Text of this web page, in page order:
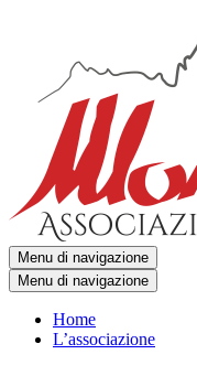
Menu di navigazione
Menu di navigazione
Home
L’associazione